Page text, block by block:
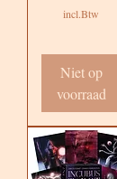
incl.Btw
Niet op
voorraad